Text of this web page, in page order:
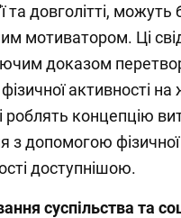
та довголітті, можуть
мотиватором. Ці
доказом
активності на
роблять концепцію
з допомогою фізичної
доступнішою.
суспільства та